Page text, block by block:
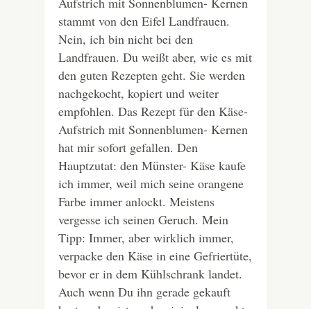
stammt von den Eifel Landfrauen.
Nein, ich bin nicht bei den
Landfrauen. Du weißt aber, wie es mit
den guten Rezepten geht. Sie werden
nachgekocht, kopiert und weiter
empfohlen. Das Rezept für den Käse-
Aufstrich mit Sonnenblumen- Kernen
hat mir sofort gefallen. Den
Hauptzutat: den Münster- Käse kaufe
ich immer, weil mich seine orangene
Farbe immer anlockt. Meistens
vergesse ich seinen Geruch. Mein
Tipp: Immer, aber wirklich immer,
verpacke den Käse in eine Gefriertüte,
bevor er in dem Kühlschrank landet.
Auch wenn Du ihn gerade gekauft